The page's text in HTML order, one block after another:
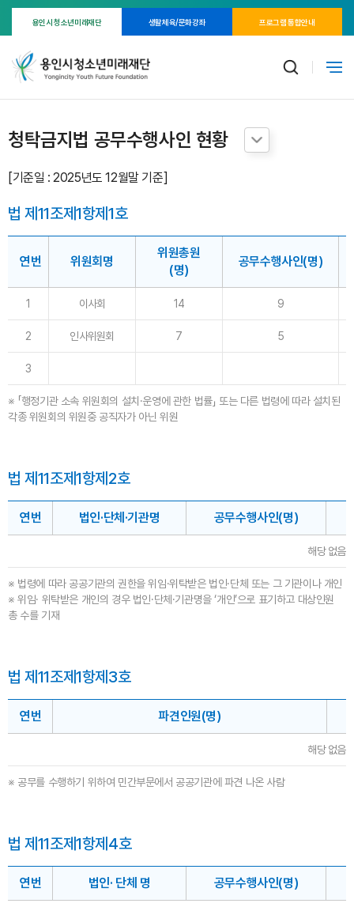
용인시 청소년미래재단 생활체육/문화강좌 프로그램 통합안내
청탁금지법 공무수행사인 현황
[기준일 : 2025년도 12월말 기준]
법 제11조제1항제1호
연번 위원회명
위원총원
(명)
공무수행사인(명)
1 이사회 14 9
2 인사위원회 7 5
3
※ 「행정기관 소속 위원회의 설치·운영에 관한 법률」 또는 다른 법령에 따라 설치된
각종 위원회의 위원중 공직자가 아닌 위원
법 제11조제1항제2호
연번 법인·단체·기관명 공무수행사인(명)
해당 없음
※ 법령에 따라 공공기관의 권한을 위임·위탁받은 법인·단체 또는 그 기관이나 개인
※ 위임· 위탁받은 개인의 경우 법인·단체·기관명을 ‘개인’으로 표기하고 대상인원
총 수를 기재
법 제11조제1항제3호
연번 파견인원(명)
해당 없음
※ 공무를 수행하기 위하여 민간부문에서 공공기관에 파견 나온 사람
법 제11조제1항제4호
연번 법인· 단체 명 공무수행사인(명)